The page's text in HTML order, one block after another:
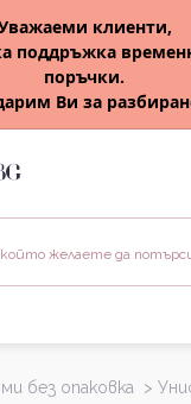
клиенти,
поддръжка
поръчки.
Ви за
без опаковка >